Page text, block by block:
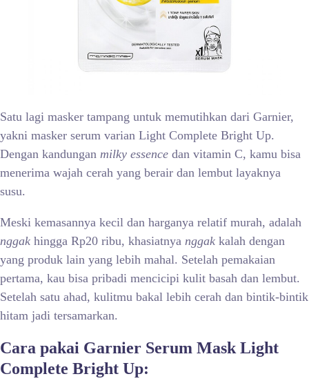
Satu lagi masker tampang untuk memutihkan dari Garnier,
yakni masker serum varian Light Complete Bright Up.
Dengan kandungan milky essence dan vitamin C, kamu bisa
menerima wajah cerah yang berair dan lembut layaknya
susu.
Meski kemasannya kecil dan harganya relatif murah, adalah
nggak hingga Rp20 ribu, khasiatnya nggak kalah dengan
yang produk lain yang lebih mahal. Setelah pemakaian
pertama, kau bisa pribadi mencicipi kulit basah dan lembut.
Setelah satu ahad, kulitmu bakal lebih cerah dan bintik-bintik
hitam jadi tersamarkan.
Cara pakai Garnier Serum Mask Light
Complete Bright Up: